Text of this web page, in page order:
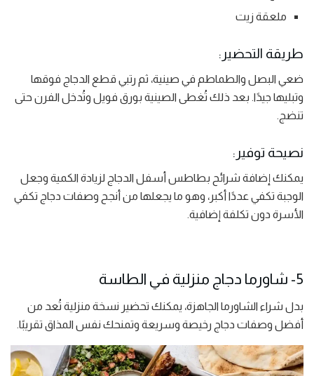
ملعقة زيت
طريقة التحضير:
ضعي البصل والطماطم في صينية، ثم رتبي قطع الدجاج فوقها
وتبليها جيدًا. بعد ذلك تُغطى الصينية بورق فويل وتُدخل الفرن حتى
تنضج.
نصيحة توفير:
يمكنك إضافة شرائح بطاطس أسفل الدجاج لزيادة الكمية وجعل
الوجبة تكفي عددًا أكبر، وهو ما يجعلها من أنجح وصفات دجاج تكفي
الأسرة دون تكلفة إضافية.
5- شاورما دجاج منزلية في الطاسة
بدل شراء الشاورما الجاهزة، يمكنك تحضير نسخة منزلية تُعد من
أفضل وصفات دجاج رخيصة وسريعة وتمنحك نفس المذاق تقريبًا.